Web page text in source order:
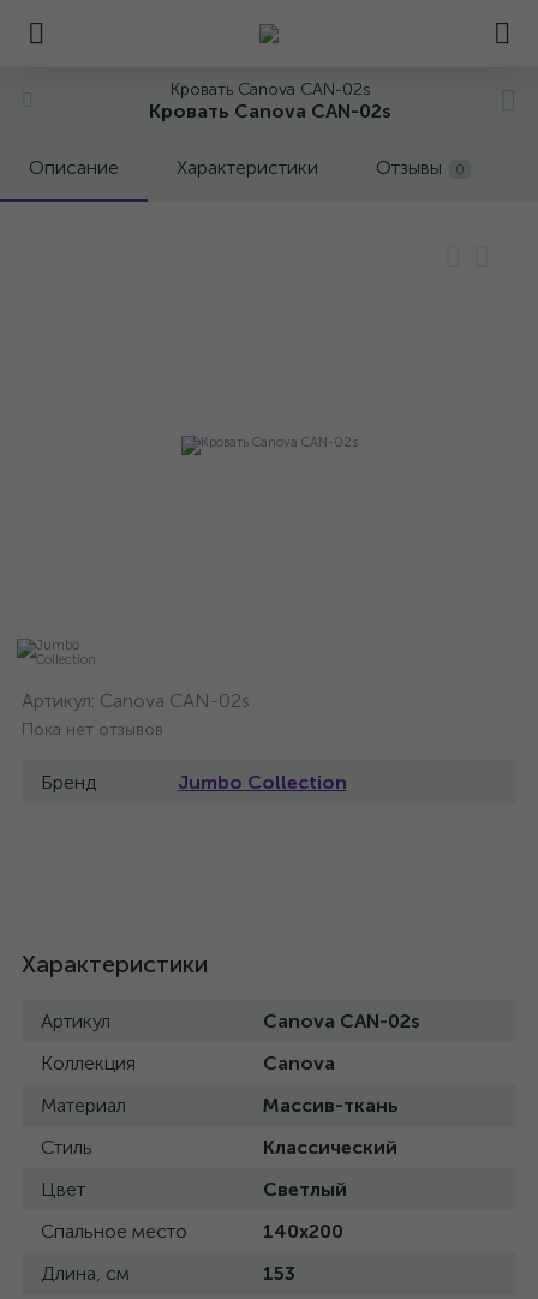
Кровать Canova CAN-02s
Кровать Canova CAN-02s
Описание Характеристики Отзывы 0
Артикул: Canova CAN-02s
Пока нет отзывов
Бренд Jumbo Collection
Характеристики
Артикул
Canova CAN-02s
Коллекция
Canova
Материал
Массив-ткань
Стиль
Классический
Цвет
Светлый
Спальное место
140x200
Длина, см
153